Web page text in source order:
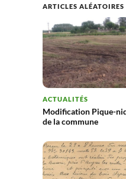
ARTICLES
ACTUALITÉS
Modification Pique-
de la commune